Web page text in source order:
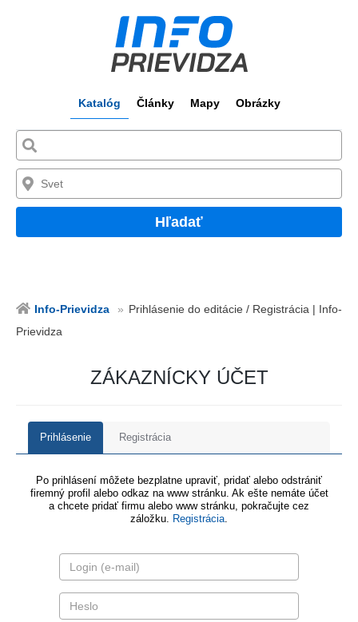
Katalóg Články Mapy Obrázky
Hľadať
Info-Prievidza
Prihlásenie do editácie / Registrácia | Info-
Prievidza
ZÁKAZNÍCKY ÚČET
Prihlásenie Registrácia
Po prihlásení môžete bezplatne upraviť, pridať alebo odstrániť
firemný profil alebo odkaz na www stránku. Ak ešte nemáte účet
a chcete pridať firmu alebo www stránku, pokračujte cez
záložku. Registrácia.